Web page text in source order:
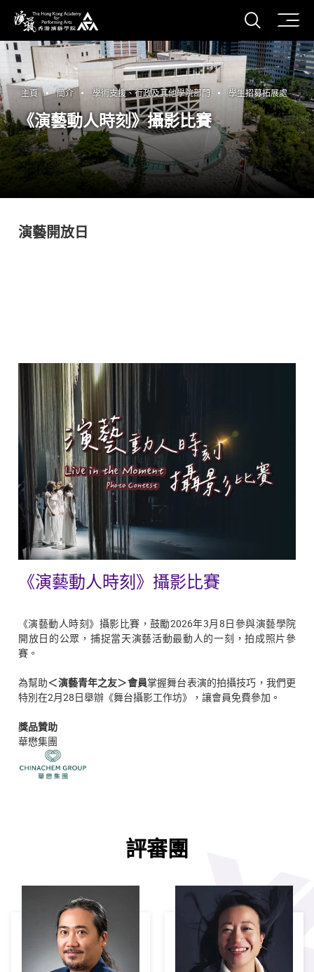
香港演藝學院
打開
主頁 簡介 學術支援、行政及其他學院部門 學生招募拓展處
《演藝動人時刻》攝影比賽
演藝開放日
《演藝動人時刻》攝影比賽
《演藝動人時刻》攝影比賽，鼓勵2026年3月8日參與演藝學院
開放日的公眾，捕捉當天演藝活動最動人的一刻，拍成照片參
賽。
為幫助＜演藝青年之友＞會員掌握舞台表演的拍攝技巧，我們更
特別在2月28日舉辦《舞台攝影工作坊》，讓會員免費參加。
獎品贊助
華懋集團
評審團